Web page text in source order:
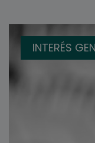
INTERÉS